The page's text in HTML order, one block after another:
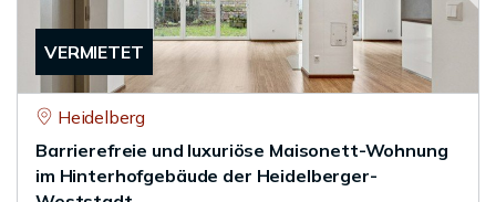
VERMIETET
Heidelberg
Barrierefreie und luxuriöse Maisonett-Wohnung
im Hinterhofgebäude der Heidelberger-